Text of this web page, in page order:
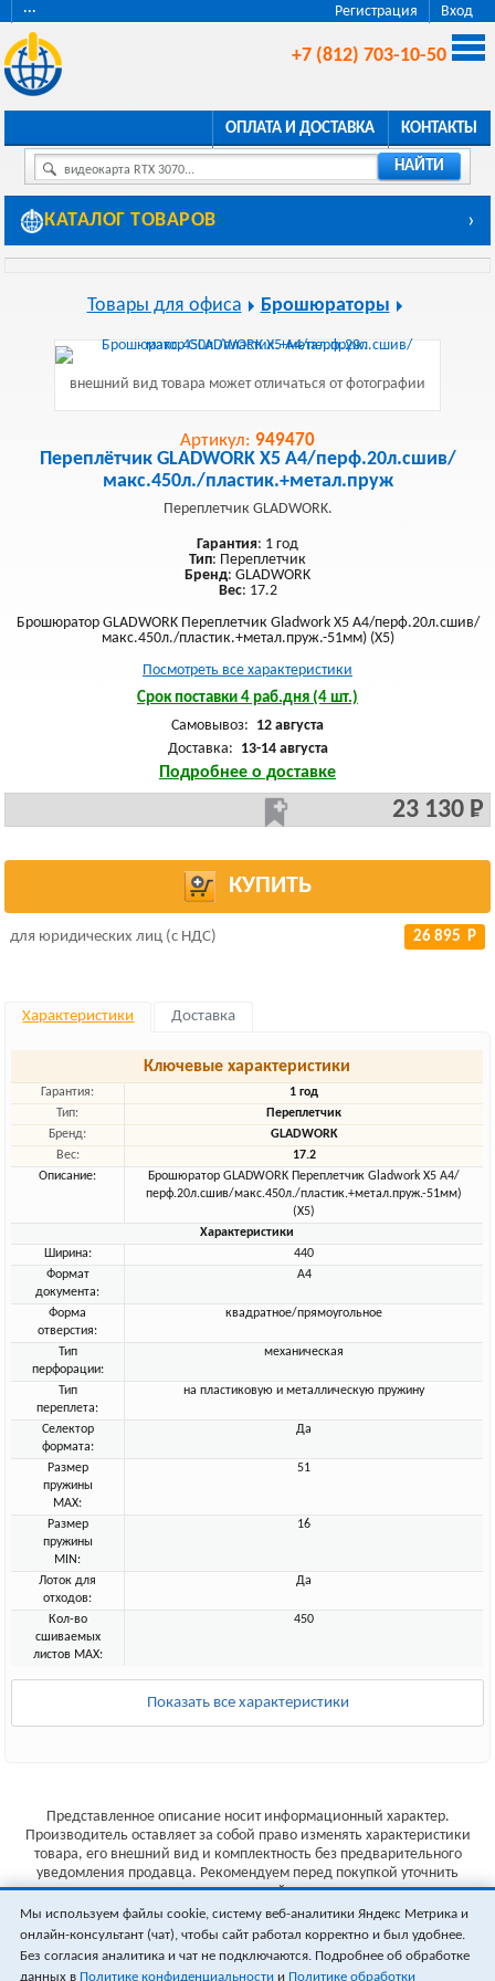
Регистрация Вход
···
+7 (812) 703-10-50
ОПЛАТА И ДОСТАВКА КОНТАКТЫ
видеокарта RTX 3070... НАЙТИ
КАТАЛОГ ТОВАРОВ ›
Товары для офиса Брошюраторы
внешний вид товара может отличаться от фотографии
Артикул: 949470
Переплётчик GLADWORK X5 A4/перф.20л.сшив/
макс.450л./пластик.+метал.пруж
Переплетчик GLADWORK.
Гарантия: 1 год
Тип: Переплетчик
Бренд: GLADWORK
Вес: 17.2
Брошюратор GLADWORK Переплетчик Gladwork X5 A4/перф.20л.сшив/
макс.450л./пластик.+метал.пруж.-51мм) (X5)
Посмотреть все характеристики
Срок поставки 4 раб.дня (4 шт.)
Самовывоз: 12 августа
Доставка: 13-14 августа
Подробнее о доставке
23 130 Р
КУПИТЬ
для юридических лиц (с НДС) 26 895 Р
Характеристики Доставка
Ключевые характеристики
Гарантия:
1 год
Тип:
Переплетчик
Бренд:
GLADWORK
Вес:
17.2
Описание:
Брошюратор GLADWORK Переплетчик Gladwork X5 A4/
перф.20л.сшив/макс.450л./пластик.+метал.пруж.-51мм)
(X5)
Характеристики
Ширина:
440
Формат
документа:
A4
Форма
отверстия:
квадратное/прямоугольное
Тип
перфорации:
механическая
Тип
переплета:
на пластиковую и металлическую пружину
Селектор
формата:
Да
Размер
пружины
MAX:
51
Размер
пружины
MIN:
16
Лоток для
отходов:
Да
Кол-во
сшиваемых
листов MAX:
450
Показать все характеристики
Представленное описание носит информационный характер.
Производитель оставляет за собой право изменять характеристики
товара, его внешний вид и комплектность без предварительного
уведомления продавца. Рекомендуем перед покупкой уточнить
характеристики товара на сайте производителя.
Указанные цены не являются публичной офертой (ст.435 ГК РФ).
Стоимость и наличие товара уточняйте у менеджера.
Мы используем файлы cookie, систему веб-аналитики Яндекс Метрика и
онлайн-консультант (чат), чтобы сайт работал корректно и был удобнее.
Без согласия аналитика и чат не подключаются. Подробнее об обработке
данных в Политике конфиденциальности и Политике обработки